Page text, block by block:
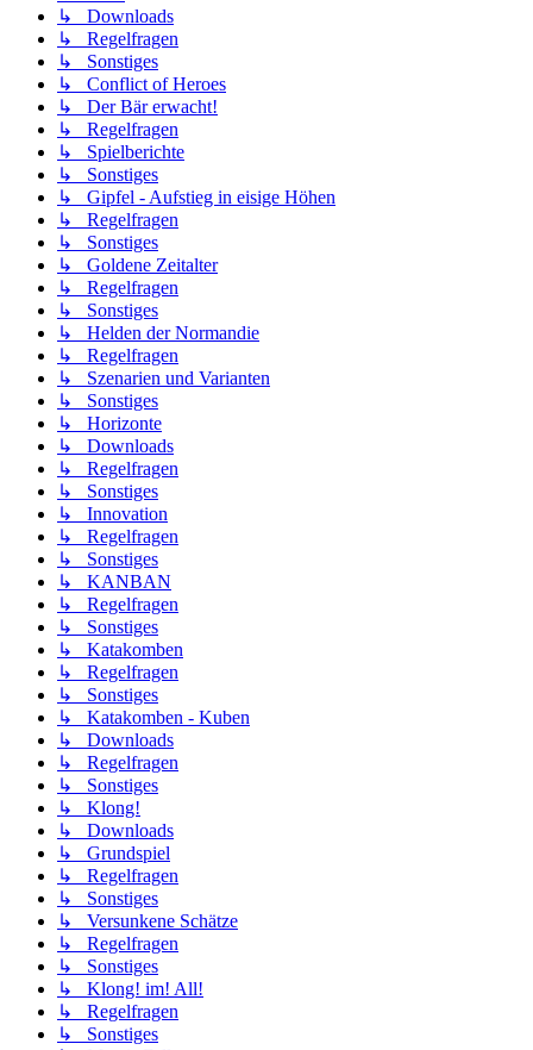
↳ Downloads
↳ Regelfragen
↳ Sonstiges
↳ Conflict of Heroes
↳ Der Bär erwacht!
↳ Regelfragen
↳ Spielberichte
↳ Sonstiges
↳ Gipfel - Aufstieg in eisige Höhen
↳ Regelfragen
↳ Sonstiges
↳ Goldene Zeitalter
↳ Regelfragen
↳ Sonstiges
↳ Helden der Normandie
↳ Regelfragen
↳ Szenarien und Varianten
↳ Sonstiges
↳ Horizonte
↳ Downloads
↳ Regelfragen
↳ Sonstiges
↳ Innovation
↳ Regelfragen
↳ Sonstiges
↳ KANBAN
↳ Regelfragen
↳ Sonstiges
↳ Katakomben
↳ Regelfragen
↳ Sonstiges
↳ Katakomben - Kuben
↳ Downloads
↳ Regelfragen
↳ Sonstiges
↳ Klong!
↳ Downloads
↳ Grundspiel
↳ Regelfragen
↳ Sonstiges
↳ Versunkene Schätze
↳ Regelfragen
↳ Sonstiges
↳ Klong! im! All!
↳ Regelfragen
↳ Sonstiges